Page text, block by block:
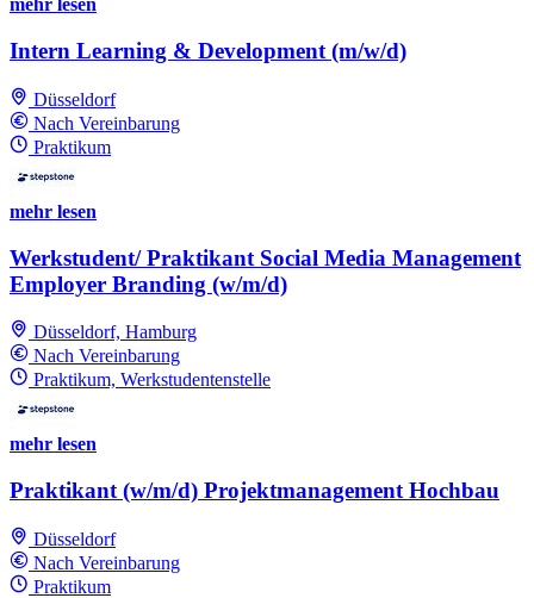
mehr lesen
Intern Learning & Development (m/w/d)
Düsseldorf
Nach Vereinbarung
Praktikum
mehr lesen
Werkstudent/ Praktikant Social Media Management
Employer Branding (w/m/d)
Düsseldorf, Hamburg
Nach Vereinbarung
Praktikum, Werkstudentenstelle
mehr lesen
Praktikant (w/m/d) Projektmanagement Hochbau
Düsseldorf
Nach Vereinbarung
Praktikum